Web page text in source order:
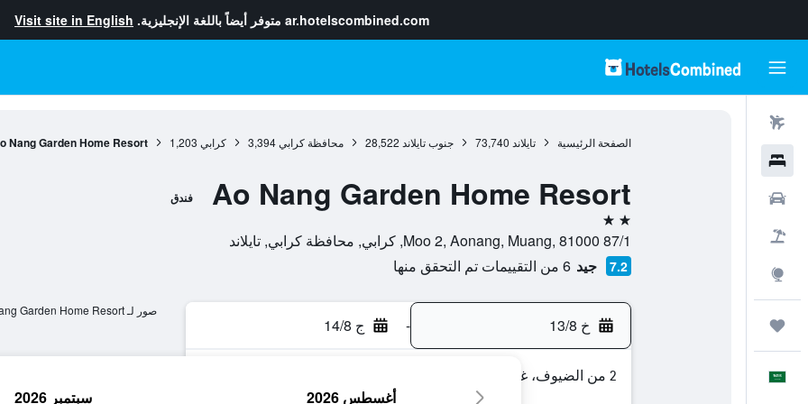
ar.hotelscombined.com متوفر أيضاً باللغة الإنجليزية. Visit site in English
الصفحة الرئيسية تايلاند 73,740 جنوب تايلاند 28,522 محافظة كرابي 3,394 كرابي 1,203
Nang Garden Home Resort
Ao Nang Garden Home Resort فندق
2 نجمتين
87/1 Moo 2, Aonang, Muang, 81000, كرابي, محافظة كرابي, تايلاند
7.2 جيد 6 من التقييمات تم التحقق منها
خ 13/8 - ج 14/8
2 من الضيوف، غرفة واحدة
صور لـ Ao Nang Garden Home Resort
أغسطس 2026 سبتمبر 2026